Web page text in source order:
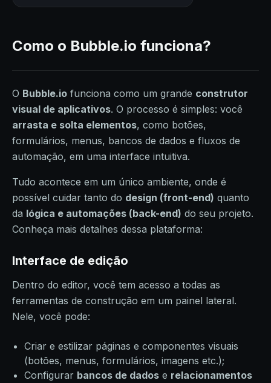
Como o Bubble.io funciona?
O Bubble.io funciona como um grande construtor
visual de aplicativos. O processo é simples: você
arrasta e solta elementos, como botões,
formulários, menus, bancos de dados e fluxos de
automação, em uma interface intuitiva.
Tudo acontece em um único ambiente, onde é
possível cuidar tanto do design (front-end) quanto
da lógica e automações (back-end) do seu projeto.
Conheça mais detalhes dessa plataforma:
Interface de edição
Dentro do editor, você tem acesso a todas as
ferramentas de construção em um painel lateral.
Nele, você pode:
Criar e estilizar páginas e componentes visuais
(botões, menus, formulários, imagens etc.);
Configurar bancos de dados e relacionamentos